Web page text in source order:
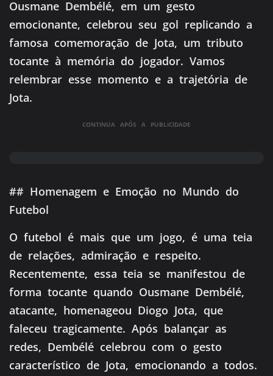
Ousmane Dembélé, em um gesto
emocionante, celebrou seu gol replicando a
famosa comemoração de Jota, um tributo
tocante à memória do jogador. Vamos
relembrar esse momento e a trajetória de
Jota.
CONTINUA APÓS A PUBLICIDADE
## Homenagem e Emoção no Mundo do
Futebol
O futebol é mais que um jogo, é uma teia
de relações, admiração e respeito.
Recentemente, essa teia se manifestou de
forma tocante quando Ousmane Dembélé,
atacante, homenageou Diogo Jota, que
faleceu tragicamente. Após balançar as
redes, Dembélé celebrou com o gesto
característico de Jota, emocionando a todos.